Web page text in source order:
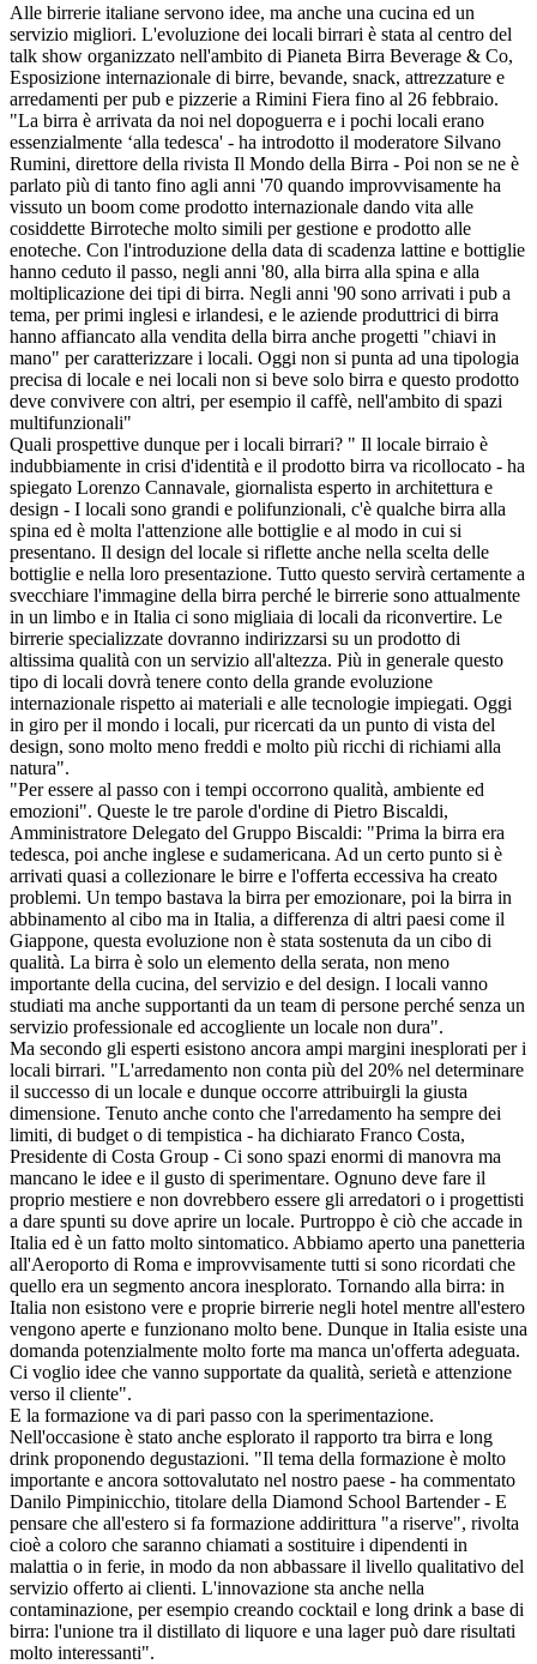
Alle birrerie italiane servono idee, ma anche una cucina ed un
servizio migliori. L'evoluzione dei locali birrari è stata al centro del
talk show organizzato nell'ambito di Pianeta Birra Beverage & Co,
Esposizione internazionale di birre, bevande, snack, attrezzature e
arredamenti per pub e pizzerie a Rimini Fiera fino al 26 febbraio.
"La birra è arrivata da noi nel dopoguerra e i pochi locali erano
essenzialmente ‘alla tedesca' - ha introdotto il moderatore Silvano
Rumini, direttore della rivista Il Mondo della Birra - Poi non se ne è
parlato più di tanto fino agli anni '70 quando improvvisamente ha
vissuto un boom come prodotto internazionale dando vita alle
cosiddette Birroteche molto simili per gestione e prodotto alle
enoteche. Con l'introduzione della data di scadenza lattine e bottiglie
hanno ceduto il passo, negli anni '80, alla birra alla spina e alla
moltiplicazione dei tipi di birra. Negli anni '90 sono arrivati i pub a
tema, per primi inglesi e irlandesi, e le aziende produttrici di birra
hanno affiancato alla vendita della birra anche progetti "chiavi in
mano" per caratterizzare i locali. Oggi non si punta ad una tipologia
precisa di locale e nei locali non si beve solo birra e questo prodotto
deve convivere con altri, per esempio il caffè, nell'ambito di spazi
multifunzionali"
Quali prospettive dunque per i locali birrari? " Il locale birraio è
indubbiamente in crisi d'identità e il prodotto birra va ricollocato - ha
spiegato Lorenzo Cannavale, giornalista esperto in architettura e
design - I locali sono grandi e polifunzionali, c'è qualche birra alla
spina ed è molta l'attenzione alle bottiglie e al modo in cui si
presentano. Il design del locale si riflette anche nella scelta delle
bottiglie e nella loro presentazione. Tutto questo servirà certamente a
svecchiare l'immagine della birra perché le birrerie sono attualmente
in un limbo e in Italia ci sono migliaia di locali da riconvertire. Le
birrerie specializzate dovranno indirizzarsi su un prodotto di
altissima qualità con un servizio all'altezza. Più in generale questo
tipo di locali dovrà tenere conto della grande evoluzione
internazionale rispetto ai materiali e alle tecnologie impiegati. Oggi
in giro per il mondo i locali, pur ricercati da un punto di vista del
design, sono molto meno freddi e molto più ricchi di richiami alla
natura".
"Per essere al passo con i tempi occorrono qualità, ambiente ed
emozioni". Queste le tre parole d'ordine di Pietro Biscaldi,
Amministratore Delegato del Gruppo Biscaldi: "Prima la birra era
tedesca, poi anche inglese e sudamericana. Ad un certo punto si è
arrivati quasi a collezionare le birre e l'offerta eccessiva ha creato
problemi. Un tempo bastava la birra per emozionare, poi la birra in
abbinamento al cibo ma in Italia, a differenza di altri paesi come il
Giappone, questa evoluzione non è stata sostenuta da un cibo di
qualità. La birra è solo un elemento della serata, non meno
importante della cucina, del servizio e del design. I locali vanno
studiati ma anche supportanti da un team di persone perché senza un
servizio professionale ed accogliente un locale non dura".
Ma secondo gli esperti esistono ancora ampi margini inesplorati per i
locali birrari. "L'arredamento non conta più del 20% nel determinare
il successo di un locale e dunque occorre attribuirgli la giusta
dimensione. Tenuto anche conto che l'arredamento ha sempre dei
limiti, di budget o di tempistica - ha dichiarato Franco Costa,
Presidente di Costa Group - Ci sono spazi enormi di manovra ma
mancano le idee e il gusto di sperimentare. Ognuno deve fare il
proprio mestiere e non dovrebbero essere gli arredatori o i progettisti
a dare spunti su dove aprire un locale. Purtroppo è ciò che accade in
Italia ed è un fatto molto sintomatico. Abbiamo aperto una panetteria
all'Aeroporto di Roma e improvvisamente tutti si sono ricordati che
quello era un segmento ancora inesplorato. Tornando alla birra: in
Italia non esistono vere e proprie birrerie negli hotel mentre all'estero
vengono aperte e funzionano molto bene. Dunque in Italia esiste una
domanda potenzialmente molto forte ma manca un'offerta adeguata.
Ci voglio idee che vanno supportate da qualità, serietà e attenzione
verso il cliente".
E la formazione va di pari passo con la sperimentazione.
Nell'occasione è stato anche esplorato il rapporto tra birra e long
drink proponendo degustazioni. "Il tema della formazione è molto
importante e ancora sottovalutato nel nostro paese - ha commentato
Danilo Pimpinicchio, titolare della Diamond School Bartender - E
pensare che all'estero si fa formazione addirittura "a riserve", rivolta
cioè a coloro che saranno chiamati a sostituire i dipendenti in
malattia o in ferie, in modo da non abbassare il livello qualitativo del
servizio offerto ai clienti. L'innovazione sta anche nella
contaminazione, per esempio creando cocktail e long drink a base di
birra: l'unione tra il distillato di liquore e una lager può dare risultati
molto interessanti".